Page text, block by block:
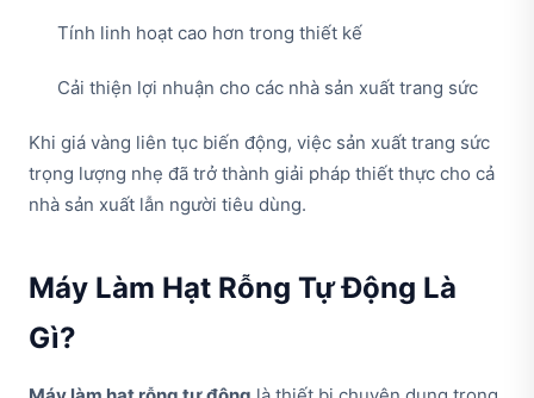
Tính linh hoạt cao hơn trong thiết kế
Cải thiện lợi nhuận cho các nhà sản xuất trang sức
Khi giá vàng liên tục biến động, việc sản xuất trang sức
trọng lượng nhẹ đã trở thành giải pháp thiết thực cho cả
nhà sản xuất lẫn người tiêu dùng.
Máy Làm Hạt Rỗng Tự Động Là
Gì?